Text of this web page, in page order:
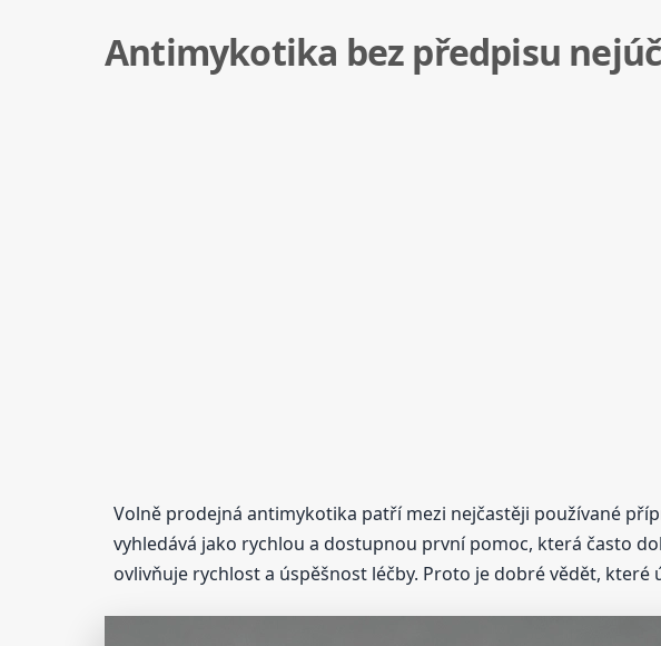
Antimykotika bez předpisu
Volně prodejná antimykotika patří mezi nejčastěji používané
vyhledává jako rychlou a dostupnou první pomoc, která často
ovlivňuje rychlost a úspěšnost léčby. Proto je dobré vědět,